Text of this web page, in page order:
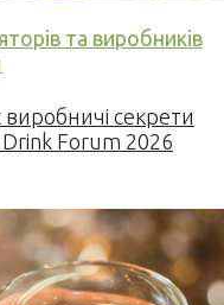
та виробників
секрети
Drink Forum 2026